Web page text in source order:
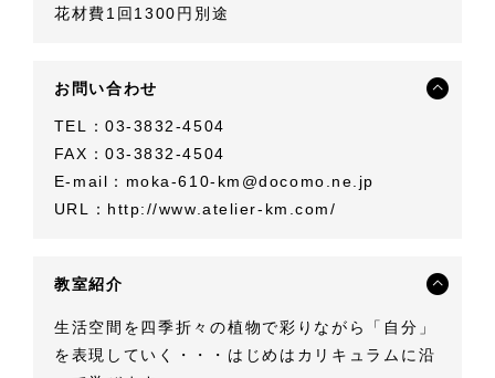
花材費1回1300円別途
お問い合わせ
TEL：03-3832-4504
FAX：03-3832-4504
E-mail： moka-610-km@docomo.ne.jp
URL： http://www.atelier-km.com/
教室紹介
生活空間を四季折々の植物で彩りながら「自分」
を表現していく・・・はじめはカリキュラムに沿